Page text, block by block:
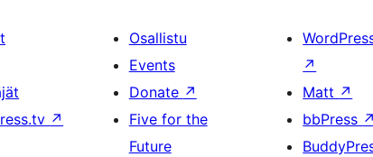
↗
Osallistu
Events
Donate ↗
Five for the
Future
↗
Matt ↗
bbPress ↗